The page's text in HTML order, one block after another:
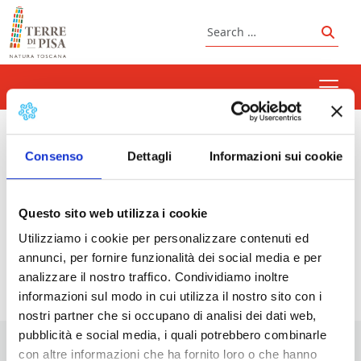
Consenso Dettagli Informazioni sui cookie
Questo sito web utilizza i cookie
Utilizziamo i cookie per personalizzare contenuti ed
annunci, per fornire funzionalità dei social media e per
analizzare il nostro traffico. Condividiamo inoltre
informazioni sul modo in cui utilizza il nostro sito con i
nostri partner che si occupano di analisi dei dati web,
pubblicità e social media, i quali potrebbero combinarle
con altre informazioni che ha fornito loro o che hanno
Skip to content
Search
summer night
Prossimi eventi
<li>Non ci sono eventi con questo tag</li>